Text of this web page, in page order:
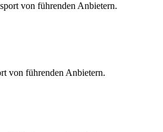
von führenden Anbietern.
von führenden Anbietern.